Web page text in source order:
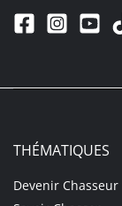
THÉMATIQUES
Devenir Chasseur